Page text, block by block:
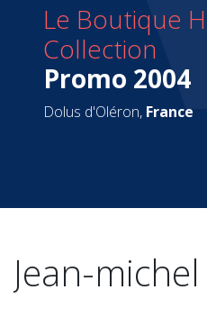
Le Boutique
Collection
Promo 2004
Dolus d'Oléron, France
Jean-